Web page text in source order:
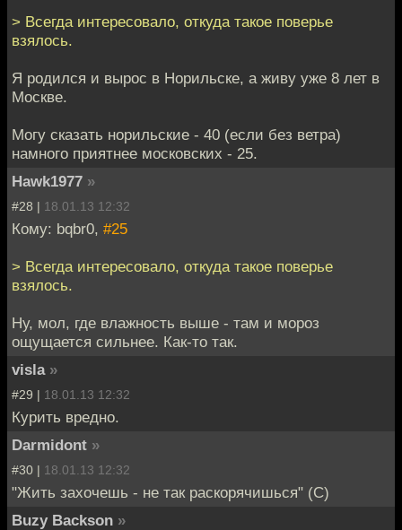
> Всегда интересовало, откуда такое поверье
взялось.
Я родился и вырос в Норильске, а живу уже 8 лет в
Москве.
Могу сказать норильские - 40 (если без ветра)
намного приятнее московских - 25.
Hawk1977 »
#28 | 18.01.13 12:32
Кому: bqbr0, #25
> Всегда интересовало, откуда такое поверье
взялось.
Ну, мол, где влажность выше - там и мороз
ощущается сильнее. Как-то так.
visla »
#29 | 18.01.13 12:32
Курить вредно.
Darmidont »
#30 | 18.01.13 12:32
"Жить захочешь - не так раскорячишься" (C)
Buzy Backson »